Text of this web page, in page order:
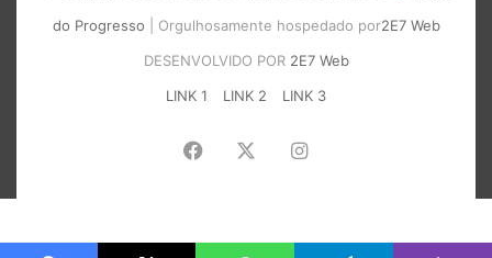
do Progresso | Orgulhosamente hospedado por2E7 Web
DESENVOLVIDO POR 2E7 Web
LINK 1
LINK 2 LINK 3
Facebook Instagram